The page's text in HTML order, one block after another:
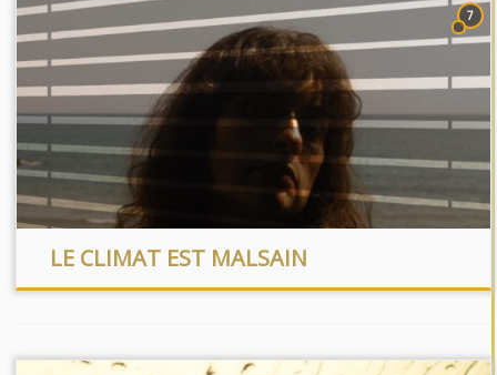
7
LE CLIMAT EST MALSAIN